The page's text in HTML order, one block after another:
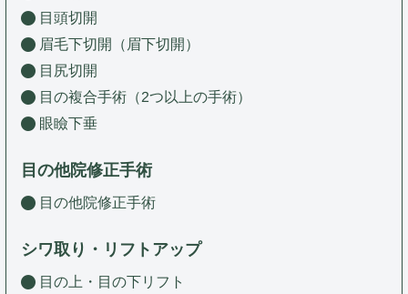
目頭切開
眉毛下切開（眉下切開）
目尻切開
目の複合手術（2つ以上の手術）
眼瞼下垂
目の他院修正手術
目の他院修正手術
シワ取り・リフトアップ
目の上・目の下リフト